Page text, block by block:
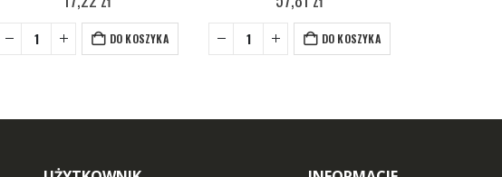
DO KOSZYKA DO KOSZYKA